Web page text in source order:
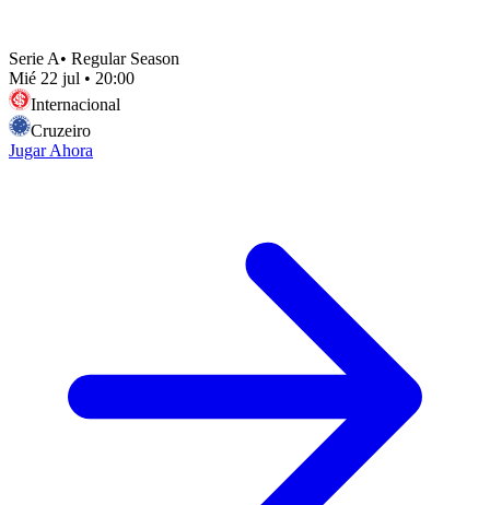
Serie A• Regular Season
Mié 22 jul • 20:00
Internacional
Cruzeiro
Jugar Ahora